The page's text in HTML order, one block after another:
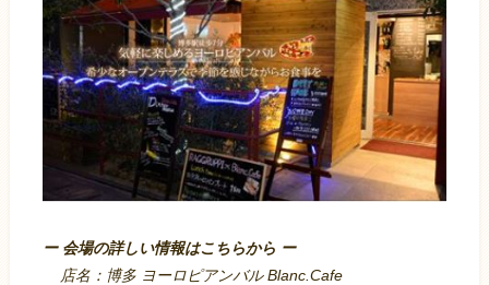
ー 会場の詳しい情報はこちらから ー
店名：博多 ヨーロピアンバル Blanc.Cafe